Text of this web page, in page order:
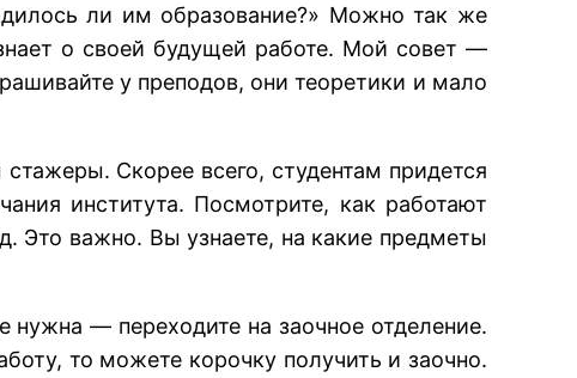
ли им образование?» Можно так же
о своей будущей работе. Мой совет —
у преподов, они теоретики и мало
Скорее всего, студентам придется
института. Посмотрите, как работают
Это важно. Вы узнаете, на какие предметы
— переходите на заочное отделение.
то можете корочку получить и заочно.